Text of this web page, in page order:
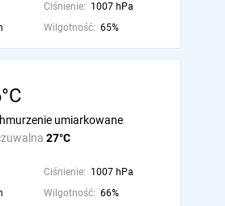
Ciśnienie: 1007 hPa
Wilgotność: 65%
27°C
umiarkowane
Ciśnienie: 1007 hPa
Wilgotność: 66%